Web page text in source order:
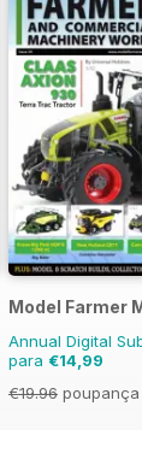
Model Farmer
Annual Digital
para €14,99
€19.96 poupança